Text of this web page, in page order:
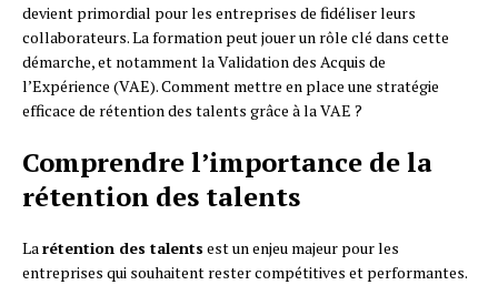
devient primordial pour les entreprises de fidéliser leurs
collaborateurs. La formation peut jouer un rôle clé dans cette
démarche, et notamment la Validation des Acquis de
l’Expérience (VAE). Comment mettre en place une stratégie
efficace de rétention des talents grâce à la VAE ?
Comprendre l’importance de la
rétention des talents
La rétention des talents est un enjeu majeur pour les
entreprises qui souhaitent rester compétitives et performantes.